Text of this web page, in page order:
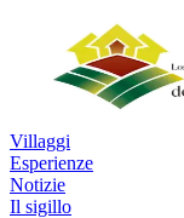
Villaggi
Esperienze
Notizie
Il sigillo